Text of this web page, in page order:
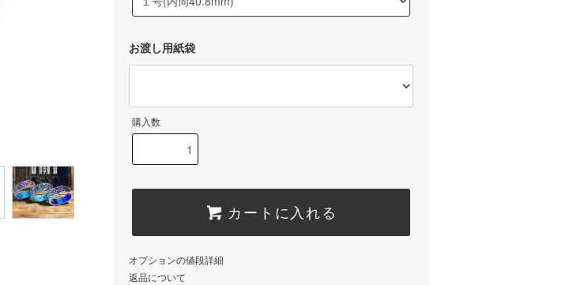
お渡し用紙袋
購入数
カートに入れる
オプションの値段詳細
返品について